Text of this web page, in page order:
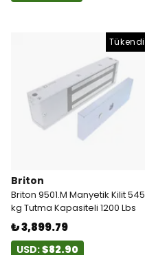
Tükendi
Briton
Briton 9501.M Manyetik Kilit 545
kg Tutma Kapasiteli 1200 Lbs
₺ 3,899.79
USD:$82.90